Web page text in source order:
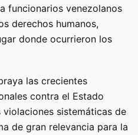
funcionarios venezolanos
derechos humanos,
donde ocurrieron los
las crecientes
contra el Estado
sistemáticas de
de gran relevancia para la